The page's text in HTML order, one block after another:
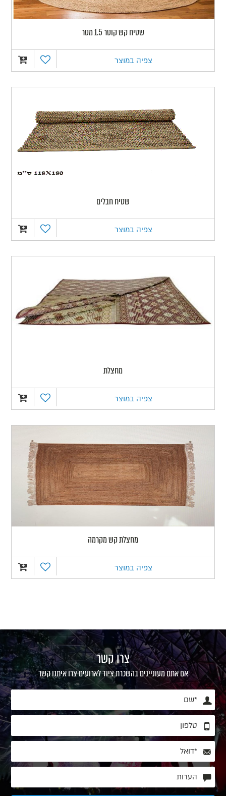
שטיח קש קוטר 1.5 מטר
צפיה במוצר
שטיח חבלים
צפיה במוצר
מחצלת
צפיה במוצר
מחצלת קש מקרמה
צפיה במוצר
צרו קשר
אם אתם מעוניינים בהשכרת ציוד לארועים צרו איתנו קשר